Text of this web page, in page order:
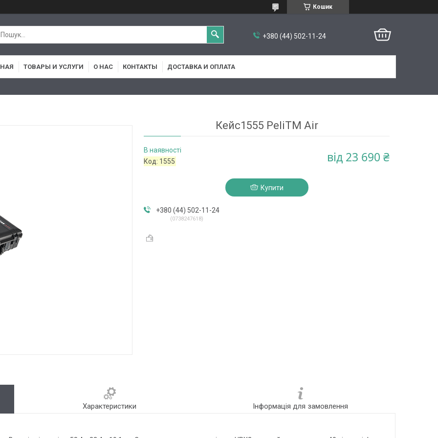
Кошик
+380 (44) 502-11-24
ТОВАРЫ И УСЛУГИ О НАС КОНТАКТЫ ДОСТАВКА И ОПЛАТА
Кейс1555 PeliTM Air
В наявності
Код: 1555 від 23 690 ₴
Купити
+380 (44) 502-11-24
0738247618
Характеристики Інформація для замовлення